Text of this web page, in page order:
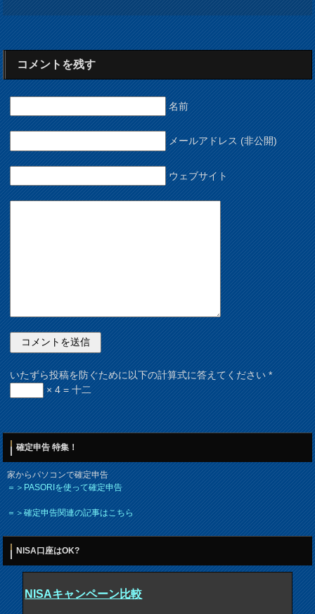
コメントを残す
名前
メールアドレス (非公開)
ウェブサイト
いたずら投稿を防ぐために以下の計算式に答えてください*
× 4 = 十二
確定申告 特集！
家からパソコンで確定申告
＝＞PASORIを使って確定申告
＝＞確定申告関連の記事はこちら
NISA口座はOK?
NISAキャンペーン比較